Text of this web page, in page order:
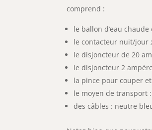
comprend :
le ballon d’eau
le contacteur nuit/jour ;
le disjoncteur de 20
le disjoncteur 2
la pince pour couper
le moyen de transport
des câbles : neutre